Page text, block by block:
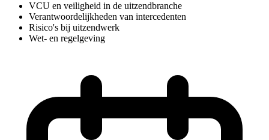
VCU en veiligheid in de uitzendbranche
Verantwoordelijkheden van intercedenten
Risico's bij uitzendwerk
Wet- en regelgeving